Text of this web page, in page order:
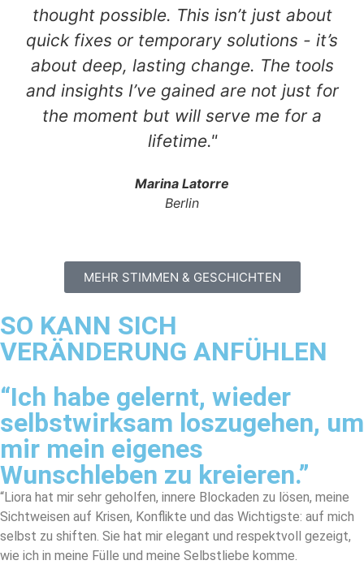
thought possible. This isn’t just about
quick fixes or temporary solutions - it’s
about deep, lasting change. The tools
and insights I’ve gained are not just for
the moment but will serve me for a
lifetime."
Marina Latorre
Berlin
MEHR STIMMEN & GESCHICHTEN
SO KANN SICH
VERÄNDERUNG ANFÜHLEN
“Ich habe gelernt, wieder
selbstwirksam loszugehen, um
mir mein eigenes
Wunschleben zu kreieren.”
“Liora hat mir sehr geholfen, innere Blockaden zu lösen, meine
Sichtweisen auf Krisen, Konflikte und das Wichtigste: auf mich
selbst zu shiften. Sie hat mir elegant und respektvoll gezeigt,
wie ich in meine Fülle und meine Selbstliebe komme.